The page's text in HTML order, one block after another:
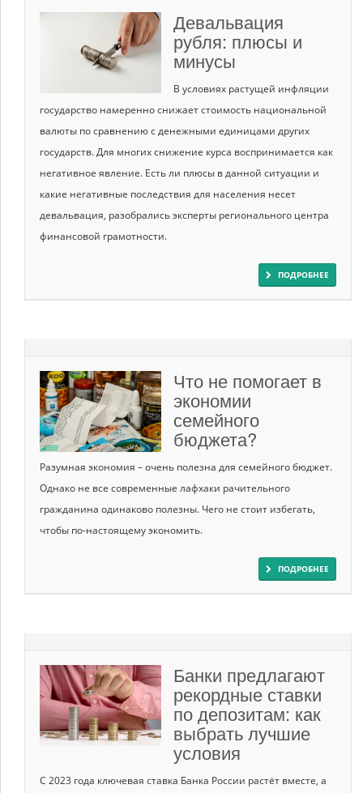
Девальвация
рубля: плюсы и
минусы
В условиях растущей инфляции
государство намеренно снижает стоимость национальной
валюты по сравнению с денежными единицами других
государств. Для многих снижение курса воспринимается как
негативное явление. Есть ли плюсы в данной ситуации и
какие негативные последствия для населения несет
девальвация, разобрались эксперты регионального центра
финансовой грамотности.
ПОДРОБНЕЕ
Что не помогает в
экономии
семейного
бюджета?
Разумная экономия – очень полезна для семейного бюджет.
Однако не все современные лафхаки рачительного
гражданина одинаково полезны. Чего не стоит избегать,
чтобы по-настоящему экономить.
ПОДРОБНЕЕ
Банки предлагают
рекордные ставки
по депозитам: как
выбрать лучшие
условия
С 2023 года ключевая ставка Банка России растёт вместе‚ а